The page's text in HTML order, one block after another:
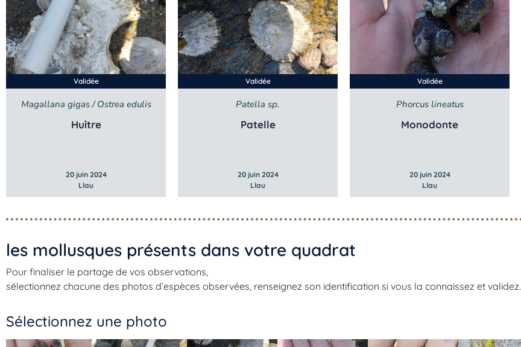
Validée
Magallana gigas / Ostrea edulis
Huître
20 juin 2024
Llau
Validée
Patella sp.
Patelle
20 juin 2024
Llau
Validée
Phorcus lineatus
Monodonte
20 juin 2024
Llau
les mollusques présents dans votre quadrat​
Pour finaliser le partage de vos observations,
sélectionnez chacune des photos d’espèces observées, renseignez son identification si vous la connaissez et validez.
Sélectionnez une photo